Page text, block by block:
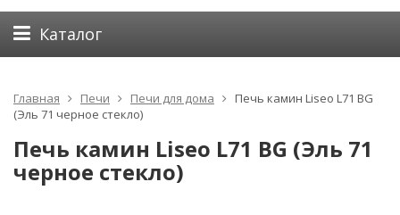
Каталог
Главная Печи Печи для дома
Печь камин Liseo L71 BG
(Эль 71 черное стекло)
Печь камин Liseo L71 BG (Эль 71
черное стекло)